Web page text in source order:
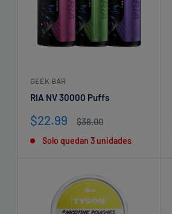
GEEK BAR
RIA NV 30000 Puffs
Precio
venta
$22.99
Precio
$38.00
Solo quedan 3 unidades